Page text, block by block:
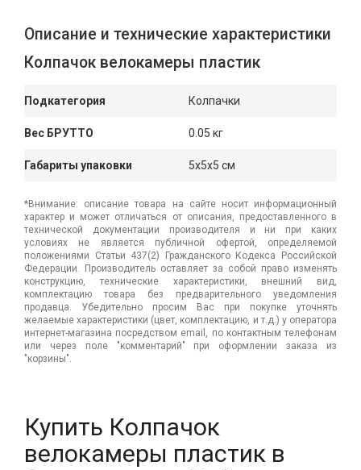
Описание и технические характеристики
Колпачок велокамеры пластик
Подкатегория Колпачки
Вес БРУТТО 0.05 кг
Габариты упаковки 5x5x5 см
*Внимание: описание товара на сайте носит информационный
характер и может отличаться от описания, предоставленного в
технической документации производителя и ни при каких
условиях не является публичной офертой, определяемой
положениями Статьи 437(2) Гражданского Кодекса Российской
Федерации. Производитель оставляет за собой право изменять
конструкцию, технические характеристики, внешний вид,
комплектацию товара без предварительного уведомления
продавца. Убедительно просим Вас при покупке уточнять
желаемые характеристики (цвет, комплектацию, и т.д.) у оператора
интернет-магазина посредством email, по контактным телефонам
или через поле "комментарий" при оформлении заказа из
"корзины".
Купить Колпачок
велокамеры пластик в